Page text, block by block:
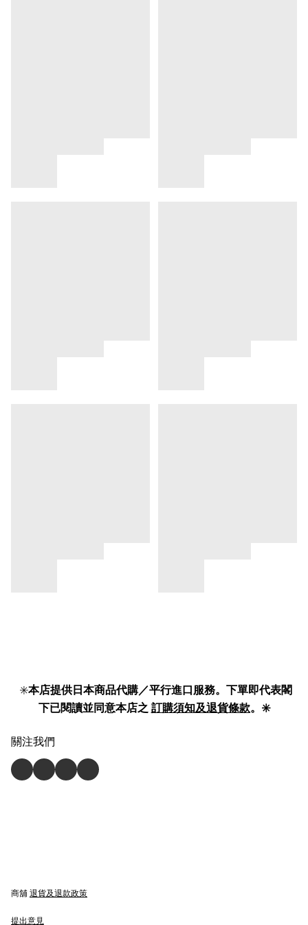
✳️本店提供日本商品代購／平行進口服務。下單即代表閣
下已閱讀並同意本店之 訂購須知及退貨條款。✳️
關注我們
商舖 退貨及退款政策
提出意見